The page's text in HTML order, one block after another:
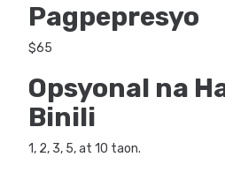
Pagpepresyo
$65
Opsyonal na
Binili
1, 2, 3, 5, at 10 taon.